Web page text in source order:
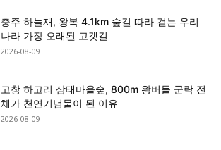
충주 하늘재, 왕복 4.1km 숲길 따라 걷는 우리
나라 가장 오래된 고갯길
2026-08-09
고창 하고리 삼태마을숲, 800m 왕버들 군락 전
체가 천연기념물이 된 이유
2026-08-09